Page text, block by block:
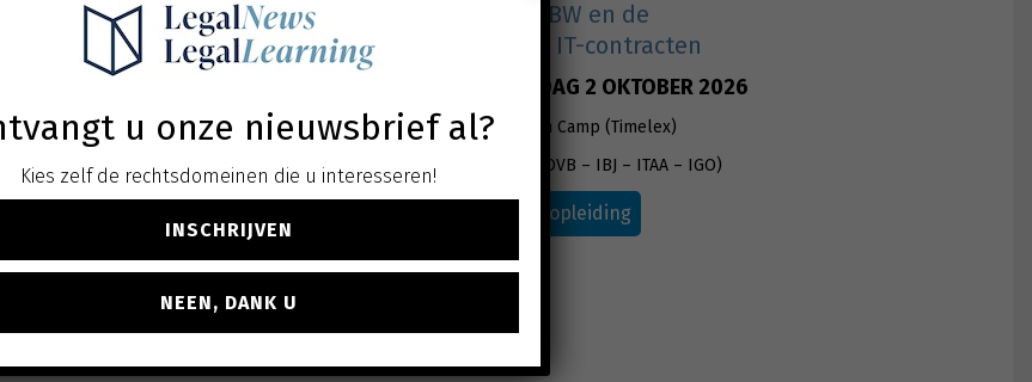
loep:
2026
Boek 7 BW en de
impact voor IT-contracten
WEBINAR OP VRIJDAG 2 OKTOBER 2026
Mr. Stefan Van Camp (Timelex)
2 uren / 2 punten
(OVB – IBJ – ITAA – IGO)
Bekijk opleiding
u onze nieuwsbrief al?
Kies zelf de rechtsdomeinen die u interesseren!
INSCHRIJVEN
NEEN, DANK U